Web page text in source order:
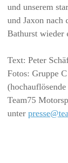
und unserem
und Jaxon nach
Bathurst wieder
Text: Peter
Fotos: Gruppe
Team75
unter